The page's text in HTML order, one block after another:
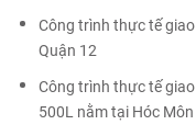
Công trình thực tế
Quận 12
Công trình thực tế
500L nằm tại Hóc Môn